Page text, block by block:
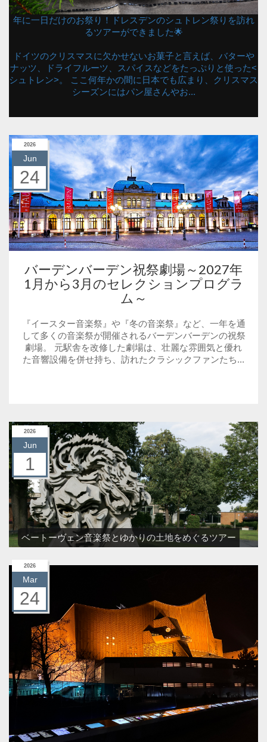
年に一日だけのお祭り！ドレスデンのシュトレン祭りを訪れ
るツアーができました🌟
ドイツのクリスマスに欠かせないお菓子と言えば、バターや
ナッツ、ドライフルーツ、スパイスなどをたっぷりと使った<
シュトレン>。 ここ何年かの間に日本でも広まり、クリスマス
シーズンにはパン屋さんやお...
2026
Jun
24
バーデンバーデン祝祭劇場～2027年
1月から3月のセレクションプログラ
ム～
『イースター音楽祭』や『冬の音楽祭』など、一年を通
して多くの音楽祭が開催されるバーデンバーデンの祝祭
劇場。 元駅舎を改修した劇場は、壮麗な雰囲気と優れ
た音響設備を併せ持ち、訪れたクラシックファンたち...
2026
Jun
1
ベートーヴェン音楽祭とゆかりの土地をめぐるツアー
2026
Mar
24